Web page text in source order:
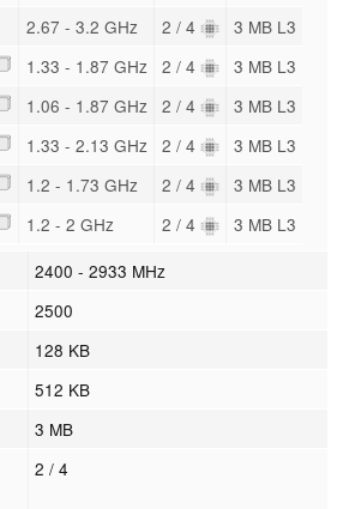
2.67 - 3.2 GHz 2 / 4 3 MB L3
1.33 - 1.87 GHz 2 / 4 3 MB L3
1.06 - 1.87 GHz 2 / 4 3 MB L3
1.33 - 2.13 GHz 2 / 4 3 MB L3
1.2 - 1.73 GHz 2 / 4 3 MB L3
1.2 - 2 GHz 2 / 4 3 MB L3
2400 - 2933 MHz
2500
128 KB
512 KB
3 MB
2 / 4